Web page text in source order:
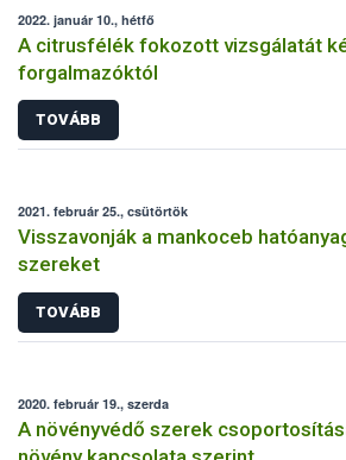
2022. január 10., hétfő
A citrusfélék fokozott vizsgálatát
forgalmazóktól
TOVÁBB
2021. február 25., csütörtök
Visszavonják a mankoceb
szereket
TOVÁBB
2020. február 19., szerda
A növényvédő szerek